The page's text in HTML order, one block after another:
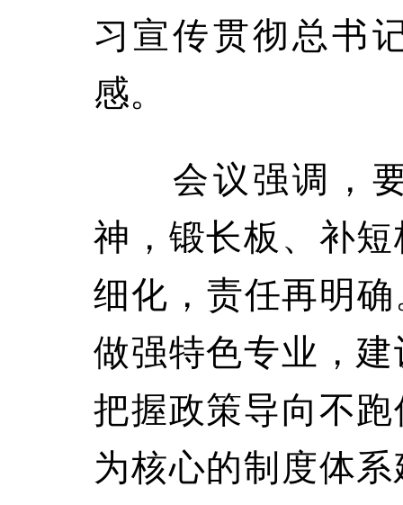
习宣传贯彻总书
感。
会议强调，要
神，锻长板、补
细化，责任再明
做强特色专业，
把握政策导向不
为核心的制度体